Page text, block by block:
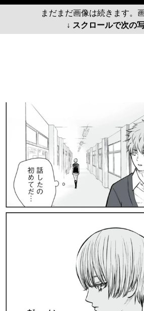
まだまだ画像は続きます。
↓ スクロールで次の